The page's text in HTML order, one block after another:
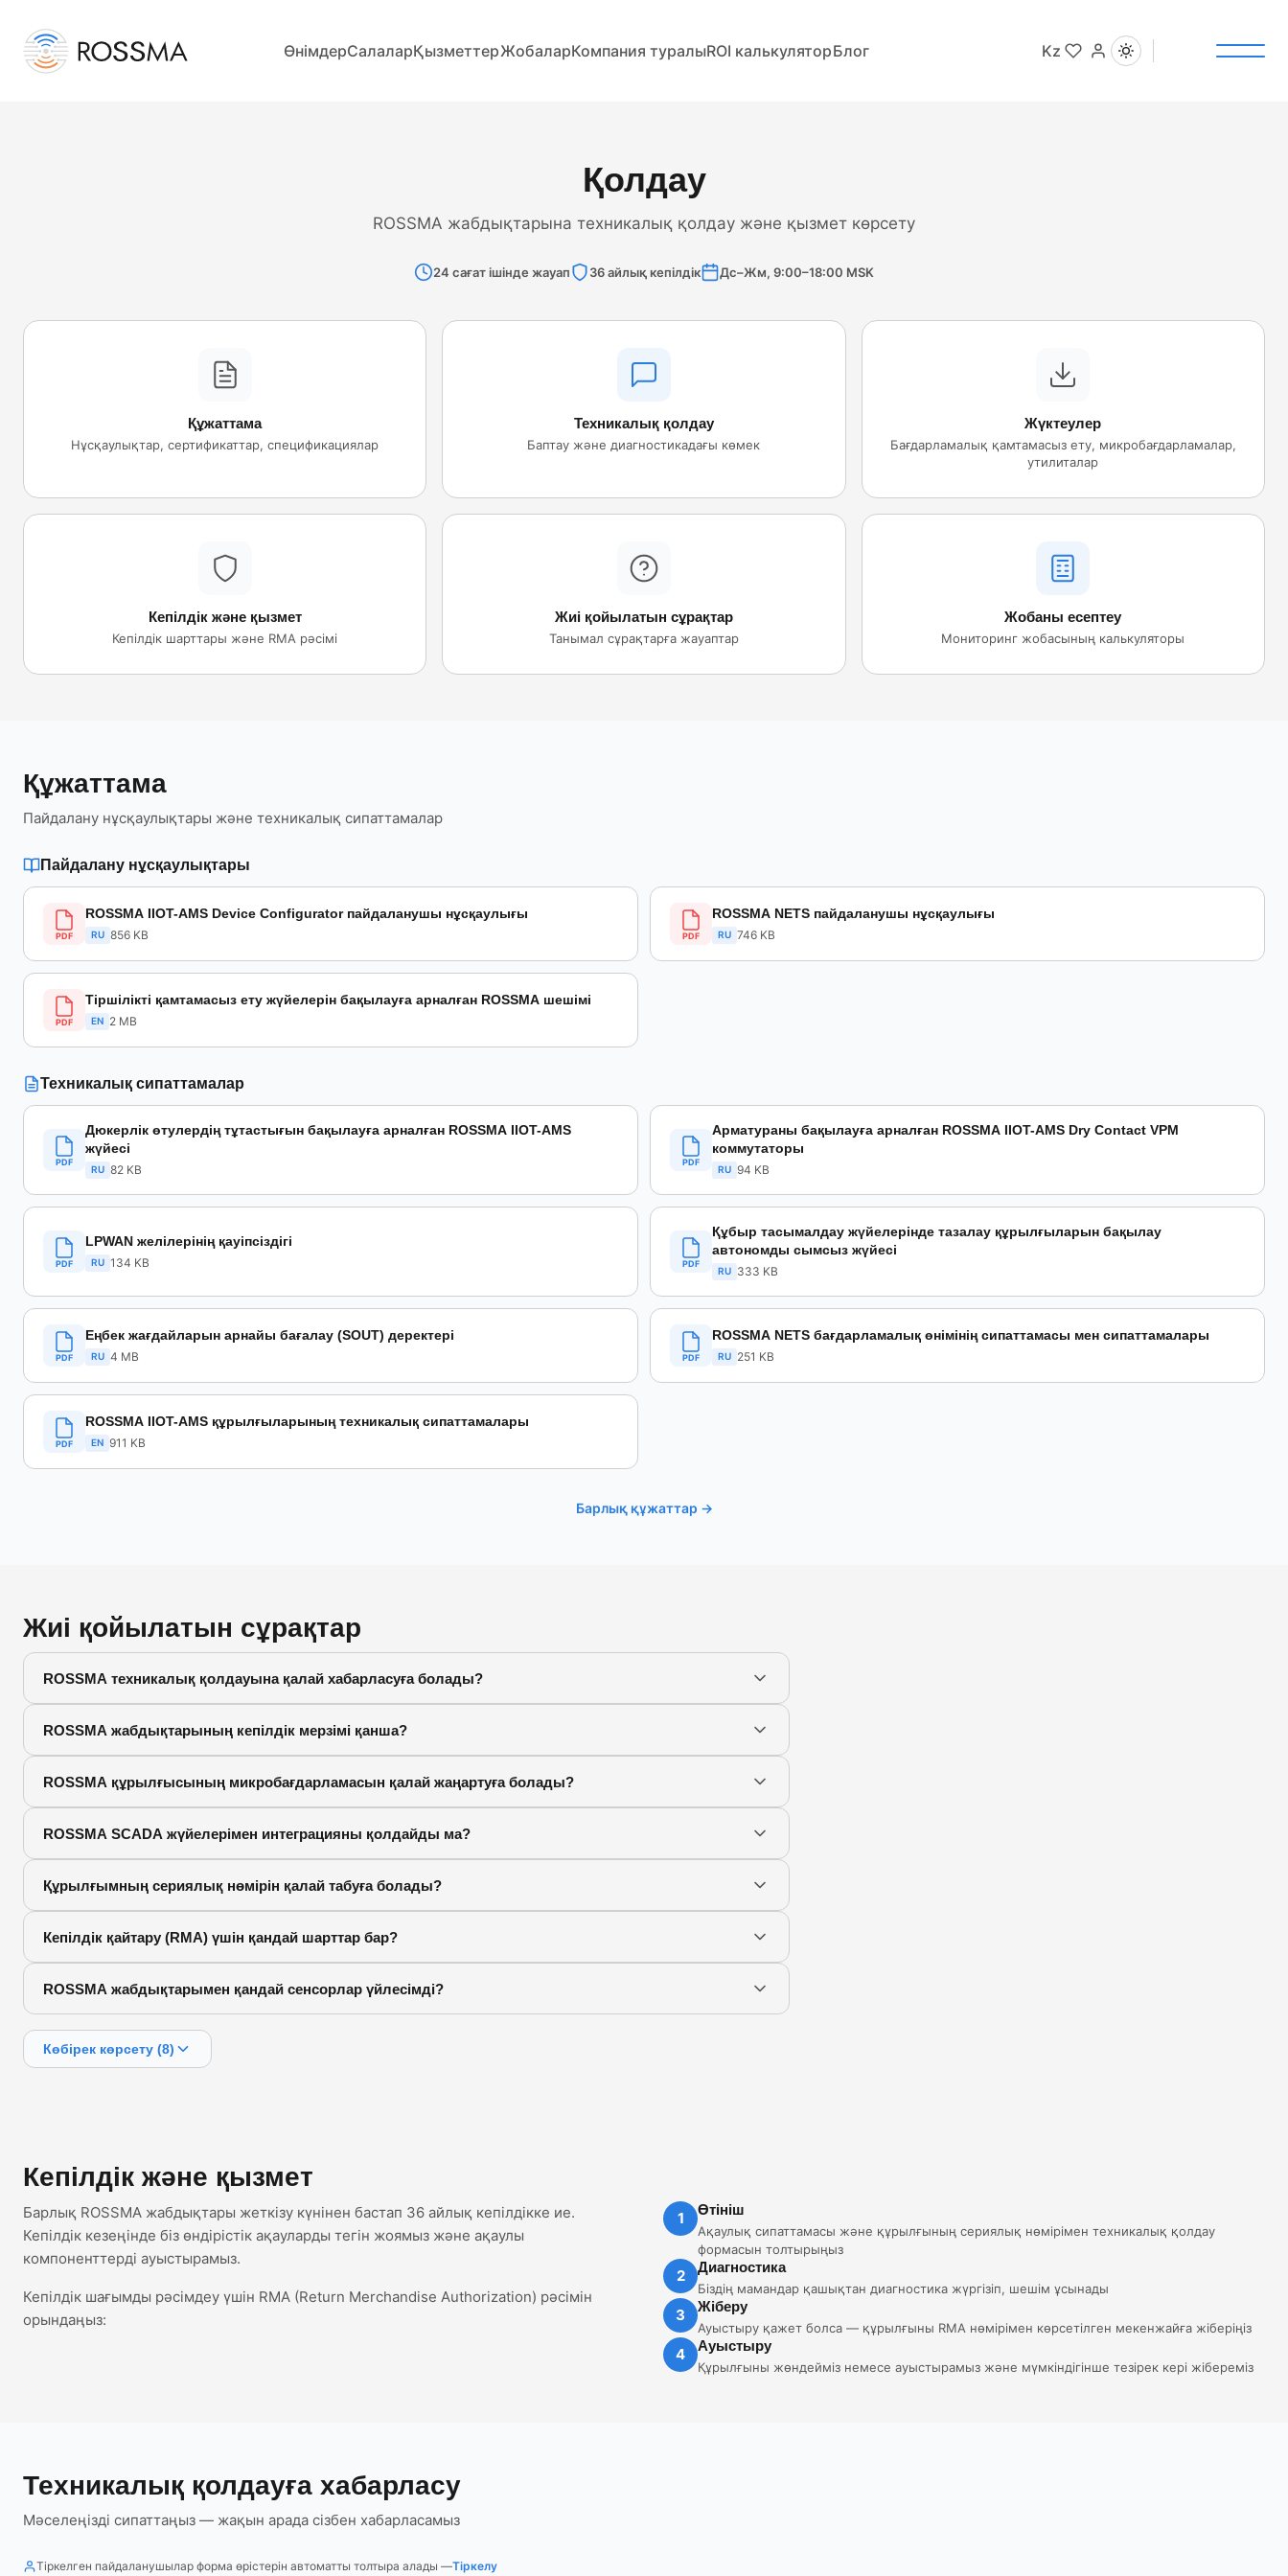
ӨнімдерСалаларҚызметтерЖобаларКомпания туралыROI калькуляторБлог Kz
Қолдау
ROSSMA жабдықтарына техникалық қолдау және қызмет көрсету
24 сағат ішінде жауап 36 айлық кепілдік Дс–Жм, 9:00–18:00 MSK
Құжаттама
Нұсқаулықтар, сертификаттар, спецификациялар
Техникалық қолдау
Баптау және диагностикадағы көмек
Жүктеулер
Бағдарламалық қамтамасыз ету, микробағдарламалар,
утилиталар
Кепілдік және қызмет
Кепілдік шарттары және RMA рәсімі
Жиі қойылатын сұрақтар
Танымал сұрақтарға жауаптар
Жобаны есептеу
Мониторинг жобасының калькуляторы
Құжаттама
Пайдалану нұсқаулықтары және техникалық сипаттамалар
Пайдалану нұсқаулықтары
PDF
ROSSMA IIOT-AMS Device Configurator пайдаланушы нұсқаулығы
RU 856 KB PDF
ROSSMA NETS пайдаланушы нұсқаулығы
RU 746 KB
PDF
Тіршілікті қамтамасыз ету жүйелерін бақылауға арналған ROSSMA шешімі
EN 2 MB
Техникалық сипаттамалар
PDF
Дюкерлік өтулердің тұтастығын бақылауға арналған ROSSMA IIOT-AMS
жүйесі
RU 82 KB
PDF
Арматураны бақылауға арналған ROSSMA IIOT-AMS Dry Contact VPM
коммутаторы
RU 94 KB
PDF
LPWAN желілерінің қауіпсіздігі
RU 134 KB PDF
Құбыр тасымалдау жүйелерінде тазалау құрылғыларын бақылау
автономды сымсыз жүйесі
RU 333 KB
PDF
Еңбек жағдайларын арнайы бағалау (SOUT) деректері
RU 4 MB PDF
ROSSMA NETS бағдарламалық өнімінің сипаттамасы мен сипаттамалары
RU 251 KB
PDF
ROSSMA IIOT-AMS құрылғыларының техникалық сипаттамалары
EN 911 KB
Барлық құжаттар →
Жиі қойылатын сұрақтар
ROSSMA техникалық қолдауына қалай хабарласуға болады?
ROSSMA жабдықтарының кепілдік мерзімі қанша?
ROSSMA құрылғысының микробағдарламасын қалай жаңартуға болады?
ROSSMA SCADA жүйелерімен интеграцияны қолдайды ма?
Құрылғымның сериялық нөмірін қалай табуға болады?
Кепілдік қайтару (RMA) үшін қандай шарттар бар?
ROSSMA жабдықтарымен қандай сенсорлар үйлесімді?
Көбірек көрсету (8)
Кепілдік және қызмет
Барлық ROSSMA жабдықтары жеткізу күнінен бастап 36 айлық кепілдікке ие.
Кепілдік кезеңінде біз өндірістік ақауларды тегін жоямыз және ақаулы
компоненттерді ауыстырамыз.
Кепілдік шағымды рәсімдеу үшін RMA (Return Merchandise Authorization) рәсімін
орындаңыз:
1 Өтініш
Ақаулық сипаттамасы және құрылғының сериялық нөмірімен техникалық қолдау
формасын толтырыңыз
2 Диагностика
Біздің мамандар қашықтан диагностика жүргізіп, шешім ұсынады
3 Жіберу
Ауыстыру қажет болса — құрылғыны RMA нөмірімен көрсетілген мекенжайға жіберіңіз
4 Ауыстыру
Құрылғыны жөндейміз немесе ауыстырамыз және мүмкіндігінше тезірек кері жібереміз
Техникалық қолдауға хабарласу
Мәселеңізді сипаттаңыз — жақын арада сізбен хабарласамыз
Тіркелген пайдаланушылар форма өрістерін автоматты толтыра алады —Тіркелу